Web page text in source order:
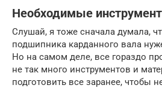
Необходимые
Слушай, я тоже сначала думала,
подшипника карданного вала
Но на самом деле, все гораздо
не так много инструментов и
подготовить все заранее, чтобы